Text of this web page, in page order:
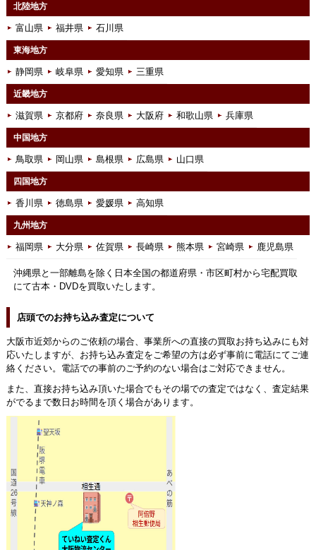
北陸地方
富山県 福井県 石川県
東海地方
静岡県 岐阜県 愛知県 三重県
近畿地方
滋賀県 京都府 奈良県 大阪府 和歌山県 兵庫県
中国地方
鳥取県 岡山県 島根県 広島県 山口県
四国地方
香川県 徳島県 愛媛県 高知県
九州地方
福岡県 大分県 佐賀県 長崎県 熊本県 宮崎県 鹿児島県
沖縄県と一部離島を除く日本全国の都道府県・市区町村から宅配買取
にて古本・DVDを買取いたします。
店頭でのお持ち込み査定について
大阪市近郊からのご依頼の場合、事業所への直接の買取お持ち込みにも対
応いたしますが、お持ち込み査定をご希望の方は必ず事前に電話にてご連
絡ください。電話での事前のご予約のない場合はご対応できません。
また、直接お持ち込み頂いた場合でもその場での査定ではなく、査定結果
がでるまで数日お時間を頂く場合があります。